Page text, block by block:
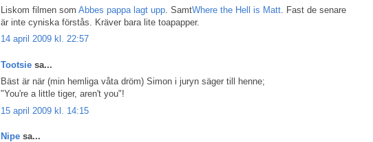
Liskom filmen som Abbes pappa lagt upp . SamtWhere the Hell is Matt . Fast de senare
är inte cyniska förstås. Kräver bara lite toapapper.
14 april 2009 kl. 22:57
Tootsie sa...
Bäst är när (min hemliga våta dröm) Simon i juryn säger till henne;
"You're a little tiger, aren't you"!
15 april 2009 kl. 14:15
Nipe sa...